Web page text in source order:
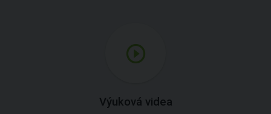
Výuková videa